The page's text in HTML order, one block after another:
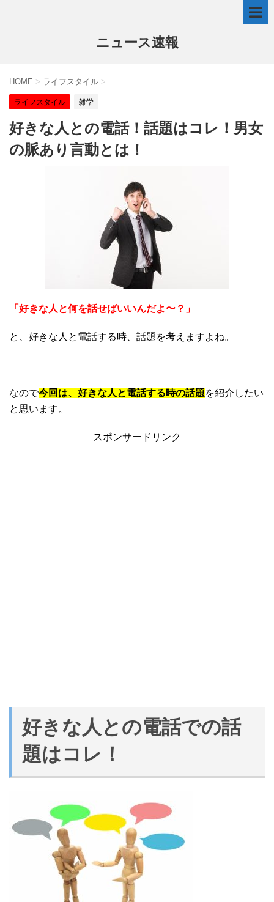
ニュース速報
HOME > ライフスタイル >
ライフスタイル 雑学
好きな人との電話！話題はコレ！男女
の脈あり言動とは！
「好きな人と何を話せばいいんだよ〜？」
と、好きな人と電話する時、話題を考えますよね。
なので今回は、好きな人と電話する時の話題を紹介したい
と思います。
スポンサードリンク
好きな人との電話での話
題はコレ！